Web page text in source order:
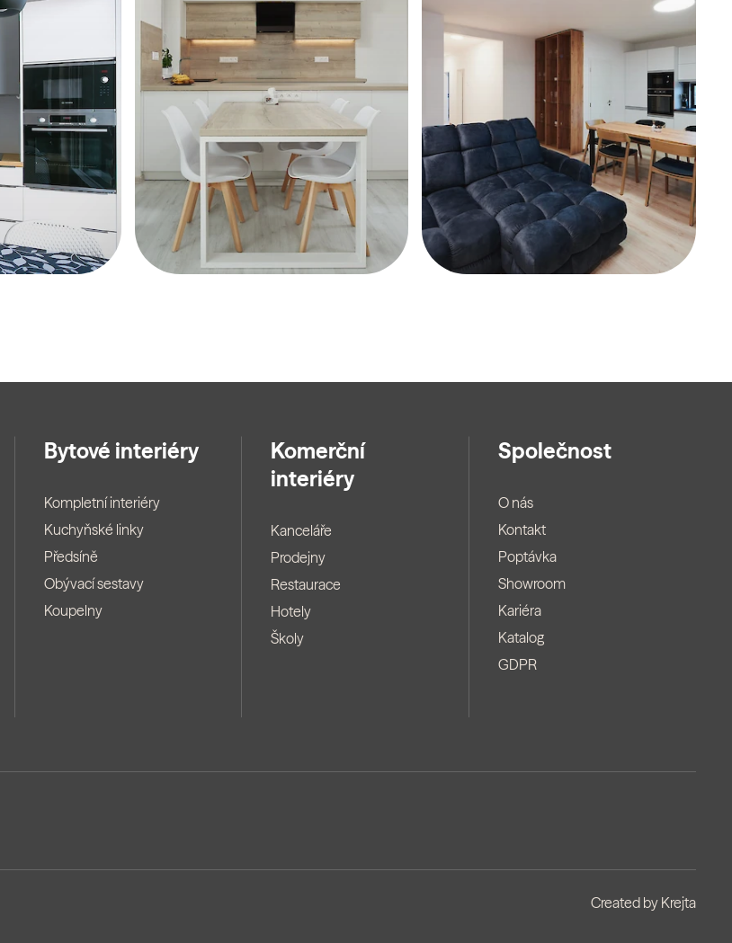
Bytové interiéry
Kompletní interiéry
Kuchyňské linky
Předsíně
Obývací sestavy
Koupelny
Komerční
interiéry
Kanceláře
Prodejny
Restaurace
Hotely
Školy
Společnost
O nás
Kontakt
Poptávka
Showroom
Kariéra
Katalog
GDPR
Created by Krejta